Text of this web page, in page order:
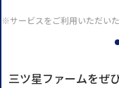
※サービスをご利用いただい
三ツ星ファームをぜ